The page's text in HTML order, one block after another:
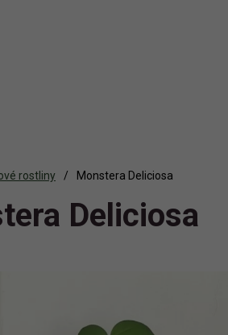
rostliny Monstera Deliciosa
Deliciosa